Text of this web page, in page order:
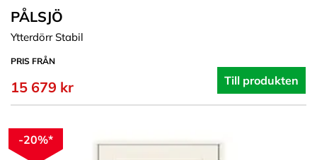
PÅLSJÖ
Ytterdörr Stabil
PRIS FRÅN
15 679 kr Till produkten
-20%*